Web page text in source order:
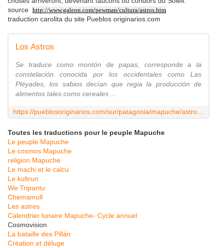
source http://www.galeon.com/pewman/cultura/astros.htm
traduction carolita du site Pueblos originarios.com
Los Astros
Se traduce como montón de papas, corresponde a la
constelación conocida por los occidentales como Las
Pléyades, los sabios decían que regia la producción de
alimentos tales como cereales ...
Toutes les traductions pour le peuple Mapuche
Le peuple Mapuche
Le cosmos Mapuche
religion Mapuche
Le machi et le calcu
Le kultrun
We Tripantu
Chemamull
Les astres
Calendrier lunaire Mapuche- Cycle annuel
Cosmovision
La bataille des Pillán
Création et déluge